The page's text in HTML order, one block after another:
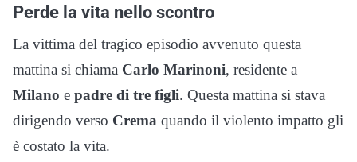
Perde la vita nello scontro
La vittima del tragico episodio avvenuto questa
mattina si chiama Carlo Marinoni, residente a
Milano e padre di tre figli. Questa mattina si stava
dirigendo verso Crema quando il violento impatto gli
è costato la vita.